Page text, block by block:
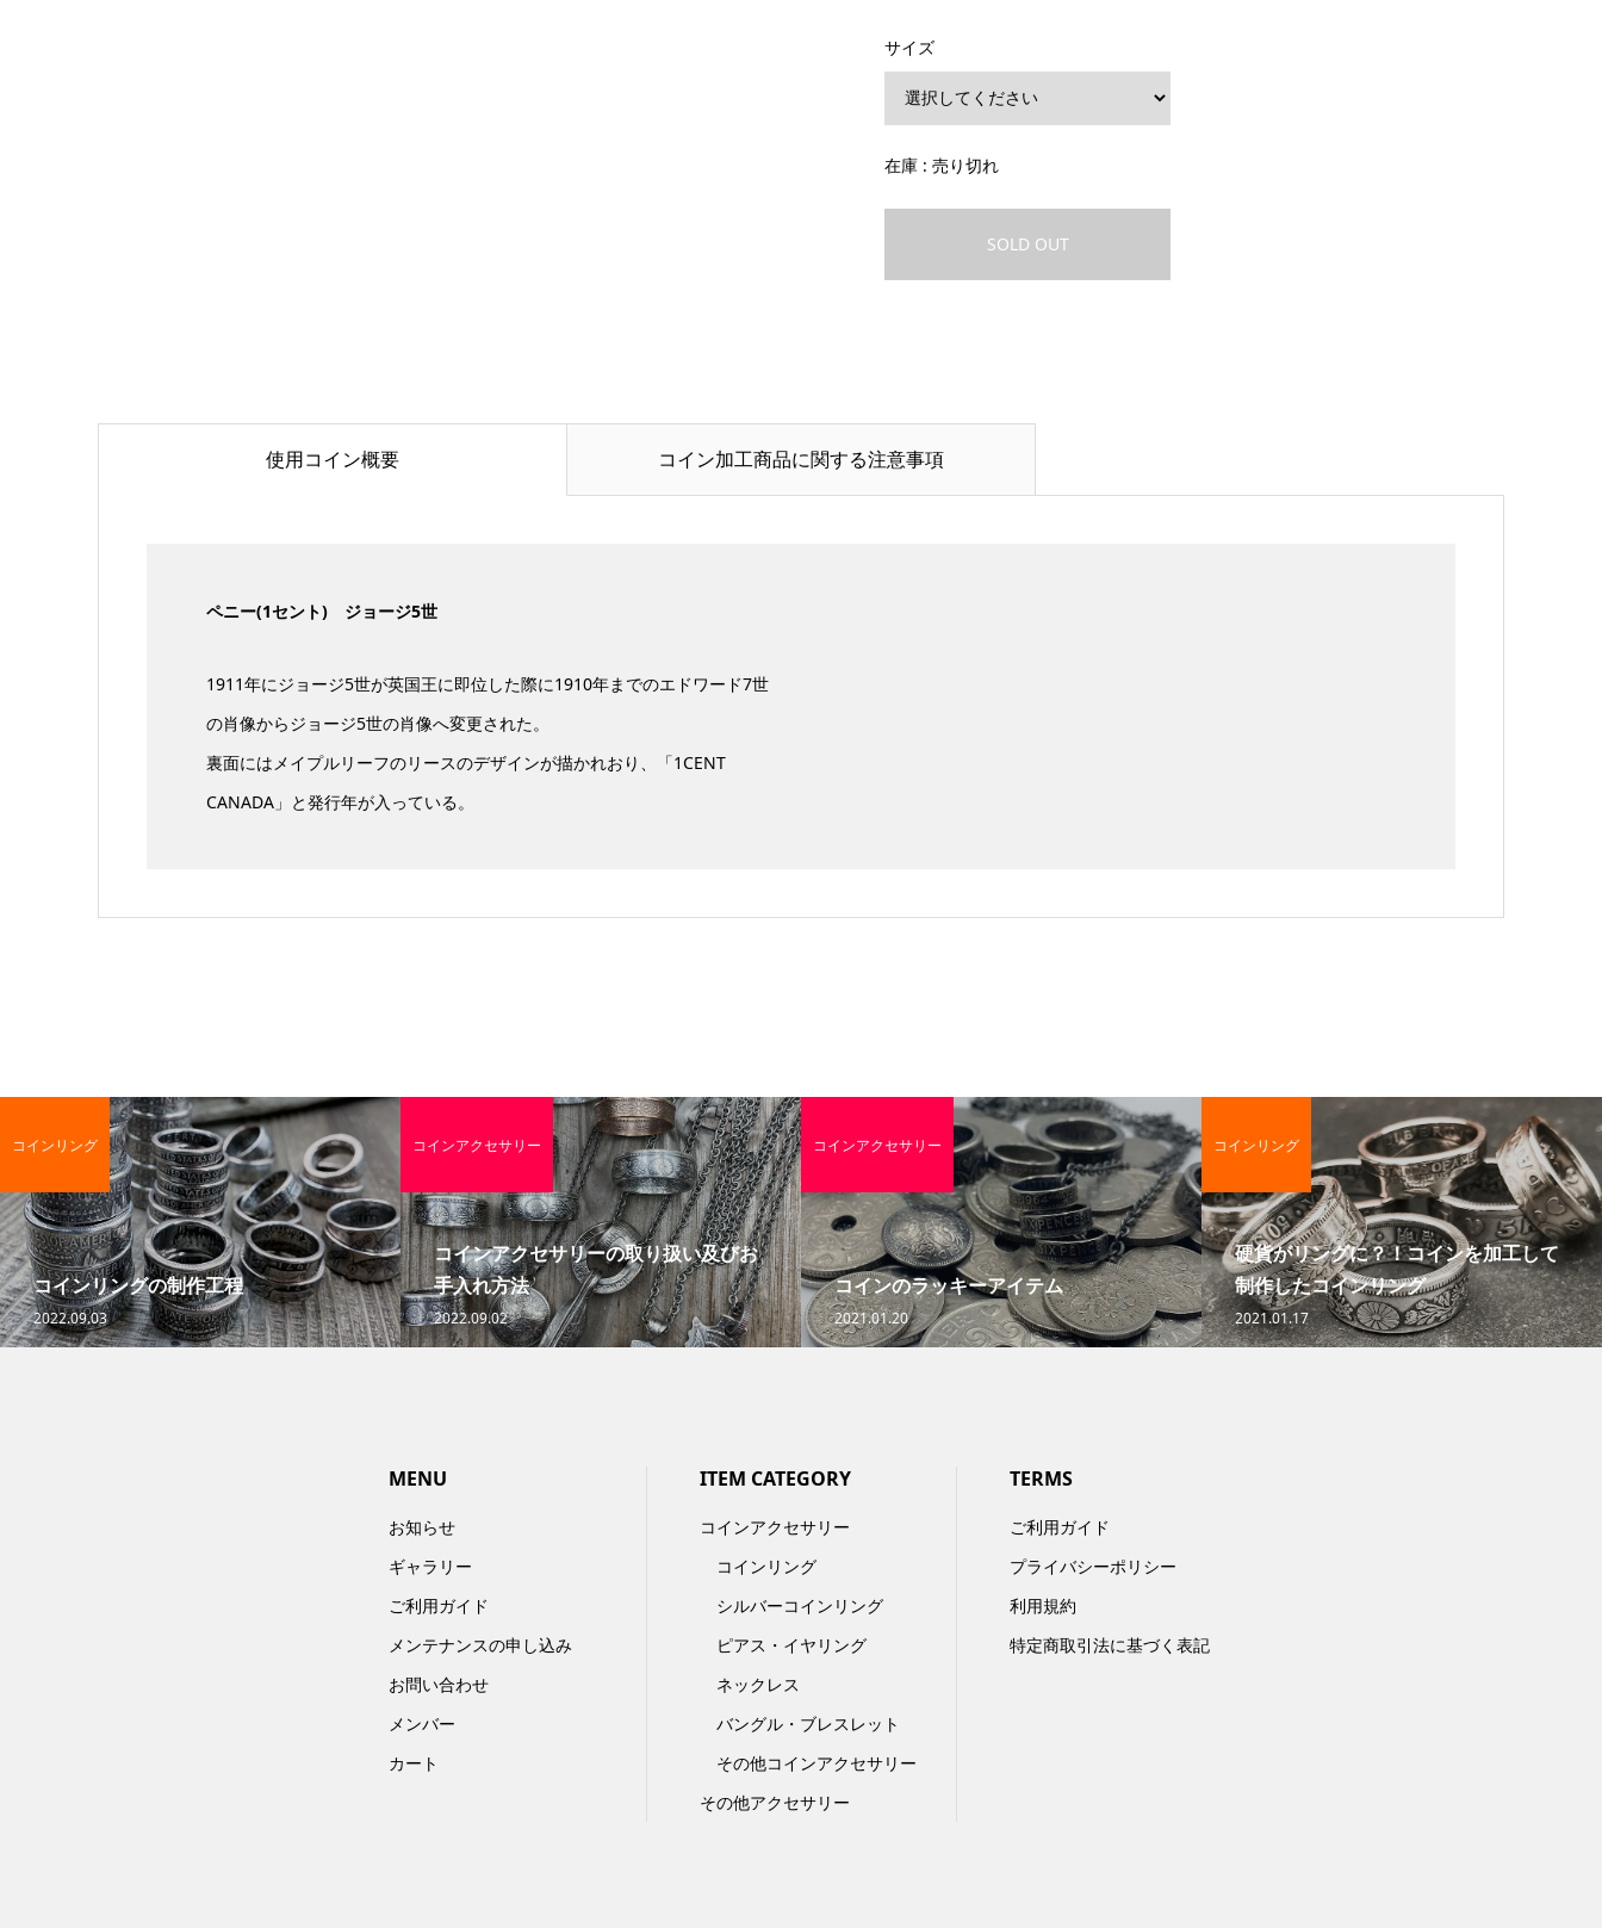
サイズ
在庫 : 売り切れ
SOLD OUT
使用コイン概要 コイン加工商品に関する注意事項
ペニー(1セント) ジョージ5世
1911年にジョージ5世が英国王に即位した際に1910年までのエドワード7世
の肖像からジョージ5世の肖像へ変更された。
裏面にはメイプルリーフのリースのデザインが描かれおり、「1CENT
CANADA」と発行年が入っている。
コインリングの制作工程
2022.09.03
コインリング
コインアクセサリーの取り扱い及びお
手入れ方法
2022.09.02
コインアクセサリー
コインのラッキーアイテム
2021.01.20
コインアクセサリー
硬貨がリングに？！コインを加工して
制作したコインリング
2021.01.17
コインリング
MENU
お知らせ
ギャラリー
ご利用ガイド
メンテナンスの申し込み
お問い合わせ
メンバー
カート
ITEM CATEGORY
コインアクセサリー
コインリング
シルバーコインリング
ピアス・イヤリング
ネックレス
バングル・ブレスレット
その他コインアクセサリー
その他アクセサリー
TERMS
ご利用ガイド
プライバシーポリシー
利用規約
特定商取引法に基づく表記